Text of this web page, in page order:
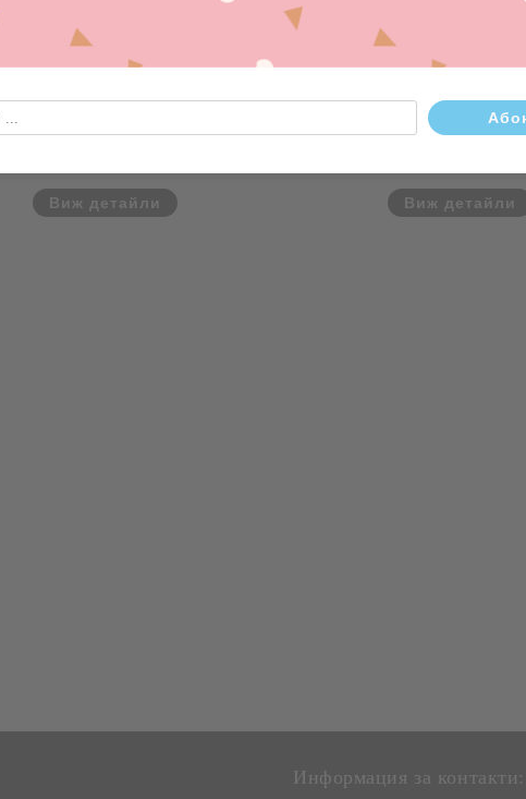
Пръстен Forever
€23.52 46.00лв.
Виж детайли
Пръстен Linked
€16.36
Виж детайли
Информация за контакти: